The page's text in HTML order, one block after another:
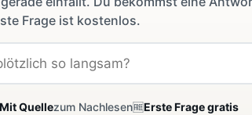
Frage ist kostenlos.
Mit Quellezum Nachlesen🆓Erste Frage gratis